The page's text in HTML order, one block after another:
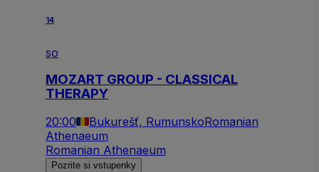
14
so
MOZART GROUP - CLASSICAL
THERAPY
20:00 Bukurešť, RumunskoRomanian
Athenaeum
Romanian Athenaeum
Pozrite si vstupenky